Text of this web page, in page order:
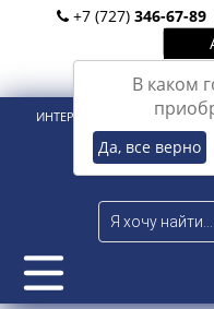
+7 (727) 346-67-89
В каком
Да, все верно
Вход
ИНТЕРНЕТ-МАГАЗИН ДЛЯ